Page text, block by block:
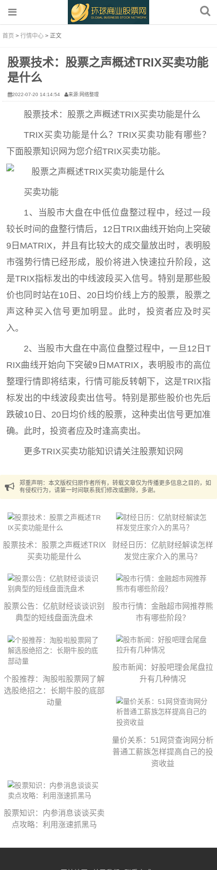
首页 > 行情中心 > 正文
股票技术：股票之声概述TRIX买卖功能
是什么
2022-07-20 14:14:54 来源:网络整理
股票技术：股票之声概述TRIX买卖功能是什么
TRIX买卖功能是什么？TRIX买卖功能有哪些？
下面股票知识网为您介绍TRIX买卖功能。
买卖功能
1、当股市大盘在中低位盘整过程中，经过一段
较长时间的盘整行情后，12日TRIX曲线开始向上突破
9日MATRIX，并且有比较大的成交量放出时，表明股
市强势行情已经形成，股价将进入快速拉升阶段，这
是TRIX指标发出的中线波段买入信号。特别是那些股
价也同时站在10日、20日均价线上方的股票，股票之
声这种买入信号更加明显。此时，投资者应及时买
入。
2、当股市大盘在中高位盘整过程中，一旦12日T
RIX曲线开始向下突破9日MATRIX，表明股市的高位
整理行情即将结束，行情可能反转朝下，这是TRIX指
标发出的中线波段卖出信号。特别是那些股价也先后
跌破10日、20日均价线的股票，这种卖出信号更加准
确。此时，投资者应及时逢高卖出。
更多TRIX买卖功能知识请关注股票知识网
郑重声明：本文版权归原作者所有，转载文章仅为传播更多信息之目的，如
有侵权行为，请第一时间联系我们修改或删除，多谢。
股票技术：股票之声概述TRIX
买卖功能是什么
财经日历：亿航财经解读怎样
发觉庄家介入的黑马？
股票公告：亿航财经谈谈识别
典型的短线盘面洗盘术
股市行情：金融超市网推荐熊
市有哪些阶段？
个股推荐：淘股啦股票网了解
选股绝招之：长期牛股的底部
动量
股市新闻：好股吧理会尾盘拉
升有几种情况
量价关系：51网贷查询网分析
普通工薪族怎样提高自己的投
资收益
股票知识：内参消息谈谈买卖
点攻略：利用涨速抓黑马